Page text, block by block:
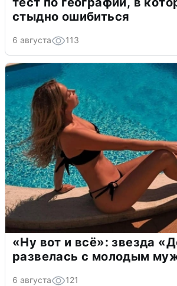
стыдно ошибиться
6 августа 113
«Ну вот и всё»: звезда
развелась с молодым
6 августа 121